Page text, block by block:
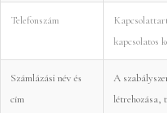
Telefonszám
kapcsolatos
Számlázási név és
cím
A
létrehozása,